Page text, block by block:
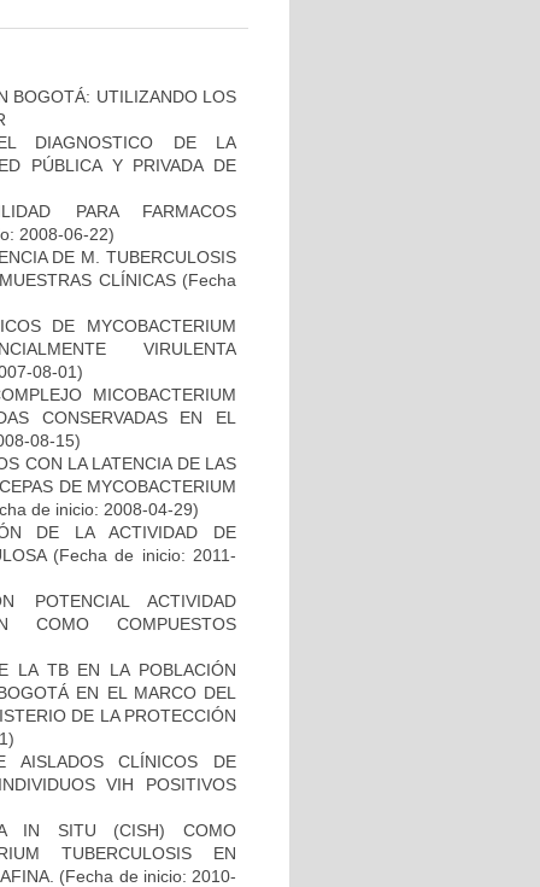
BOGOTÁ: UTILIZANDO LOS
DIAGNOSTICO DE LA
PÚBLICA Y PRIVADA DE
PARA FARMACOS
2008-06-22)
DE M. TUBERCULOSIS
CLÍNICAS (Fecha
DE MYCOBACTERIUM
VIRULENTA
08-01)
MICOBACTERIUM
CONSERVADAS EN EL
08-15)
CON LA LATENCIA DE LAS
DE MYCOBACTERIUM
de inicio: 2008-04-29)
DE LA ACTIVIDAD DE
(Fecha de inicio: 2011-
POTENCIAL ACTIVIDAD
COMO COMPUESTOS
LA TB EN LA POBLACIÓN
EN EL MARCO DEL
DE LA PROTECCIÓN
AISLADOS CLÍNICOS DE
VIH POSITIVOS
IN SITU (CISH) COMO
TUBERCULOSIS EN
(Fecha de inicio: 2010-